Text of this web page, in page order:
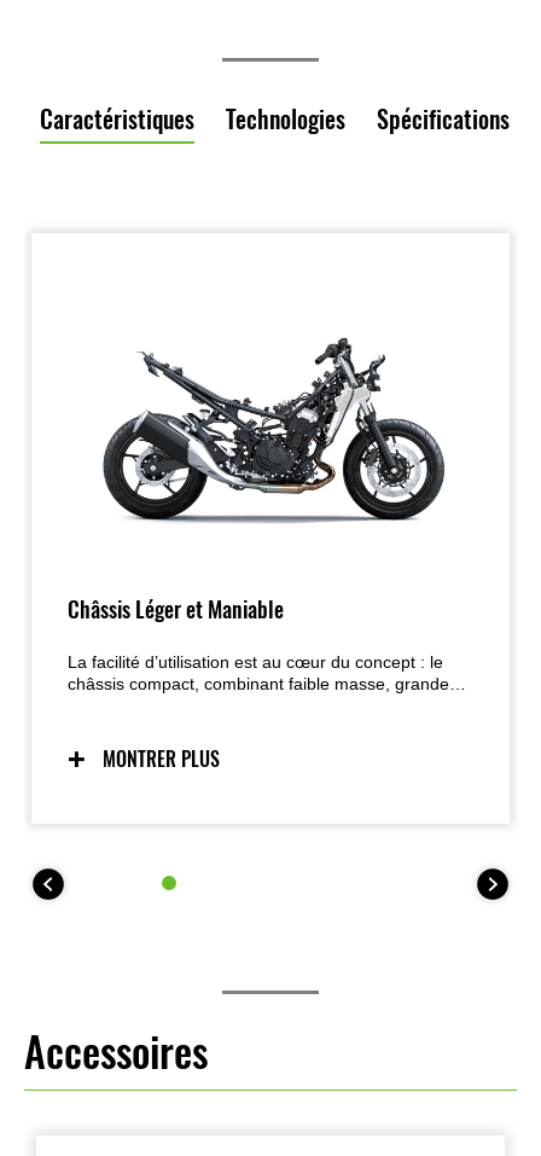
Caractéristiques Technologies Spécifications
Châssis Léger et Maniable
La facilité d’utilisation est au cœur du concept : le
châssis compact, combinant faible masse, grande
en facilitant les manœuvres à basse vitesse et au
stationnement.
MONTRER PLUS
Accessoires